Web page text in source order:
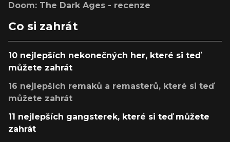
Doom: The Dark Ages - recenze
Co si zahrát
10 nejlepších nekonečných her, které si teď
můžete zahrát
16 nejlepších remaků a remasterů, které si teď
můžete zahrát
11 nejlepších gangsterek, které si teď můžete
zahrát